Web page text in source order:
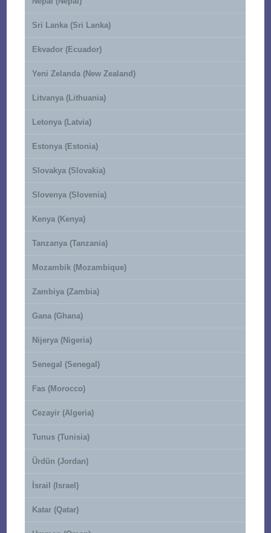
Sri Lanka (Sri Lanka)
Ekvador (Ecuador)
Yeni Zelanda (New Zealand)
Litvanya (Lithuania)
Letonya (Latvia)
Estonya (Estonia)
Slovakya (Slovakia)
Slovenya (Slovenia)
Kenya (Kenya)
Tanzanya (Tanzania)
Mozambik (Mozambique)
Zambiya (Zambia)
Gana (Ghana)
Nijerya (Nigeria)
Senegal (Senegal)
Fas (Morocco)
Cezayir (Algeria)
Tunus (Tunisia)
Ürdün (Jordan)
İsrail (Israel)
Katar (Qatar)